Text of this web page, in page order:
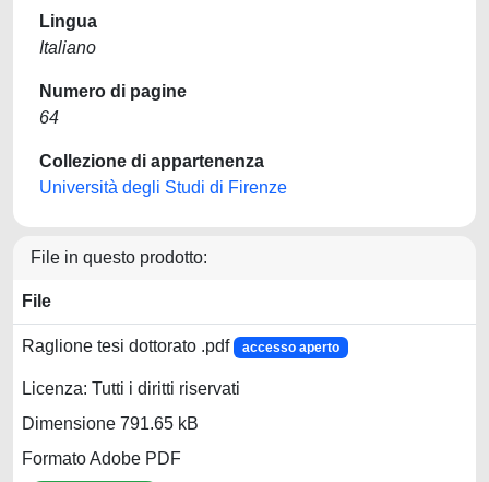
Lingua
Italiano
Numero di pagine
64
Collezione di appartenenza
Università degli Studi di Firenze
File in questo prodotto:
File
Raglione tesi dottorato .pdf accesso aperto
Licenza: Tutti i diritti riservati
Dimensione 791.65 kB
Formato Adobe PDF